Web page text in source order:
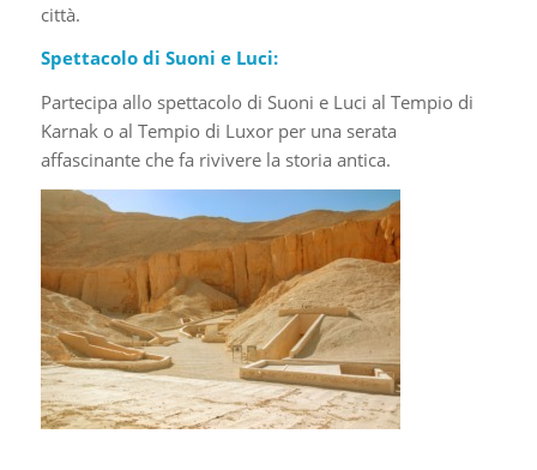
città.
Spettacolo di Suoni e Luci:
Partecipa allo spettacolo di Suoni e Luci al Tempio di
Karnak o al Tempio di Luxor per una serata
affascinante che fa rivivere la storia antica.